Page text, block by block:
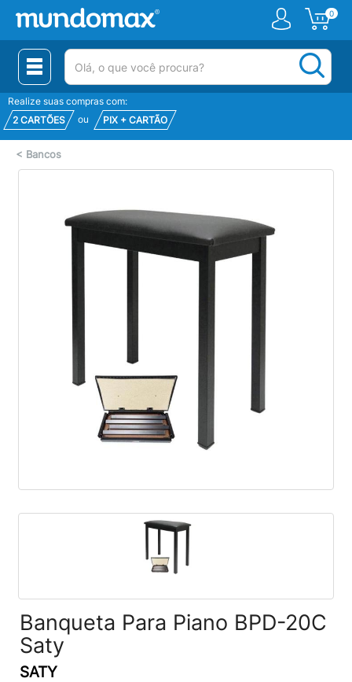
0
(pesquisar)
Realize suas compras com:
2 CARTÕES
ou PIX + CARTÃO
< Bancos
Banqueta Para Piano BPD-20C
Saty
SATY